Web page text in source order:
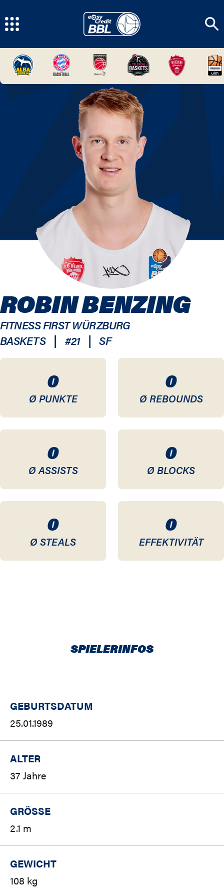
0
Ø PUNKTE
0
Ø REBOUNDS
0
Ø ASSISTS
0
Ø BLOCKS
0
Ø STEALS
0
EFFEKTIVITÄT
ROBIN BENZING
FITNESS FIRST WÜRZBURG
BASKETS | #21 | SF
SPIELERINFOS
GEBURTSDATUM
25.01.1989
ALTER
37 Jahre
GRÖSSE
2.1 m
GEWICHT
108 kg